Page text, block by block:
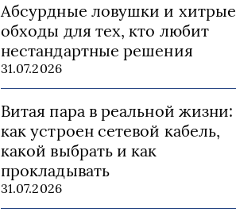
Абсурдные ловушки и хитрые
обходы для тех, кто любит
нестандартные решения
31.07.2026
Витая пара в реальной жизни:
как устроен сетевой кабель,
какой выбрать и как
прокладывать
31.07.2026